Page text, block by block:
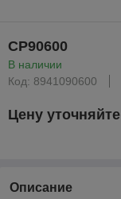
CP90600
В наличии
Код: 8941090600
Цену уточняйте
Описание